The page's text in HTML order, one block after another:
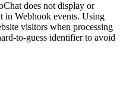
does not display or
in Webhook events. Using
visitors when processing
to-guess identifier to avoid